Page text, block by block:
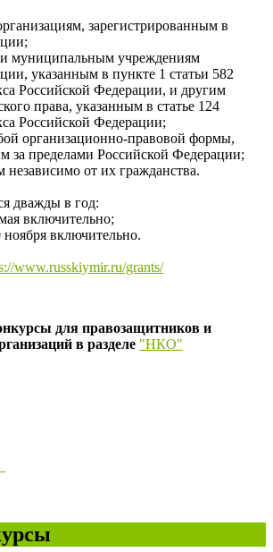
зарегистрированным в
и муниципальным учреждениям
указанным в пункте 1 статьи 582
Российской Федерации, и другим
права, указанным в статье 124
Российской Федерации;
организационно-правовой формы,
за пределами Российской Федерации;
независимо от их гражданства.
дважды в год:
включительно;
ноября включительно.
www.russkiymir.ru/grants/
для правозащитников и
в разделе "НКО"